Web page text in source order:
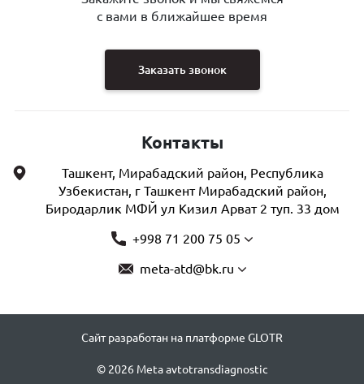
с вами в ближайшее время
Заказать звонок
Контакты
Ташкент, Мирабадский район, Республика
Узбекистан, г Ташкент Мирабадский район,
Биродарлик МФЙ ул Кизил Арват 2 туп. 33 дом
+998 71 200 75 05
meta-atd@bk.ru
Сайт разработан на платформе GLOTR
© 2026 Meta avtotransdiagnostic